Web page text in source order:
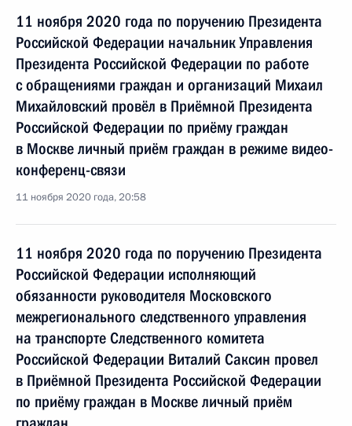
11 ноября 2020 года по поручению Президента
Российской Федерации начальник Управления
Президента Российской Федерации по работе
с обращениями граждан и организаций Михаил
Михайловский провёл в Приёмной Президента
Российской Федерации по приёму граждан
в Москве личный приём граждан в режиме видео-
конференц-связи
11 ноября 2020 года, 20:58
11 ноября 2020 года по поручению Президента
Российской Федерации исполняющий
обязанности руководителя Московского
межрегионального следственного управления
на транспорте Следственного комитета
Российской Федерации Виталий Саксин провел
в Приёмной Президента Российской Федерации
по приёму граждан в Москве личный приём